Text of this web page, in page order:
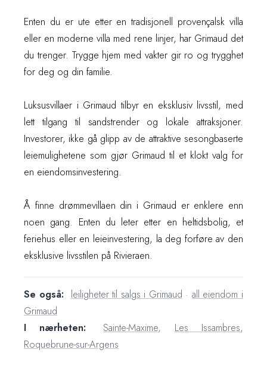
Enten du er ute etter en tradisjonell provençalsk villa
eller en moderne villa med rene linjer, har Grimaud det
du trenger. Trygge hjem med vakter gir ro og trygghet
for deg og din familie.
Luksusvillaer i Grimaud tilbyr en eksklusiv livsstil, med
lett tilgang til sandstrender og lokale attraksjoner.
Investorer, ikke gå glipp av de attraktive sesongbaserte
leiemulighetene som gjør Grimaud til et klokt valg for
en eiendomsinvestering.
Å finne drømmevillaen din i Grimaud er enklere enn
noen gang. Enten du leter etter en heltidsbolig, et
feriehus eller en leieinvestering, la deg forføre av den
eksklusive livsstilen på Rivieraen.
Se også: leiligheter til salgs i Grimaud · all eiendom i
Grimaud
I nærheten:
Sainte-Maxime, Les Issambres,
Roquebrune-sur-Argens